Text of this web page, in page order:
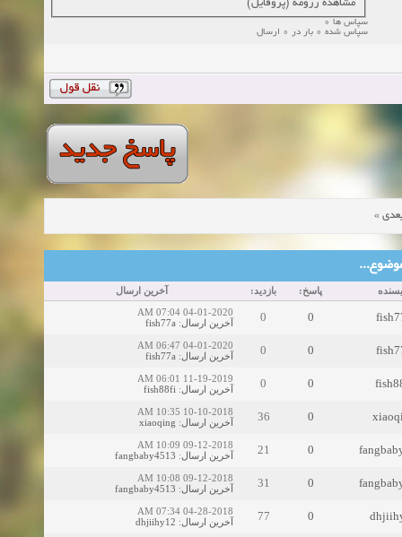
مشاهده رزومه (پروفایل)
سپاس ها 0
سپاس شده 0 بار در 0 ارسال
»
پاسخ: بازدید: آخرین ارسال
0
0
04-01-2020 07:04 AM
آخرین ارسال:
fish77a
0
0
04-01-2020 06:47 AM
آخرین ارسال:
fish77a
0
0
11-19-2019 06:01 AM
آخرین ارسال:
fish88fi
0
36
10-10-2018 10:35 AM
آخرین ارسال:
xiaoqing
0
21
09-12-2018 10:09 AM
آخرین ارسال:
fangbaby4513
0
31
09-12-2018 10:08 AM
آخرین ارسال:
fangbaby4513
0
77
04-28-2018 07:34 AM
آخرین ارسال:
dhjiihy12